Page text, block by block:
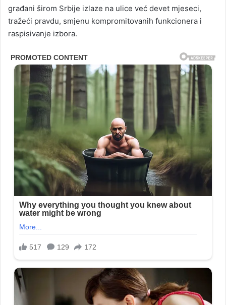
građani širom Srbije izlaze na ulice već devet mjeseci,
tražeći pravdu, smjenu kompromitovanih funkcionera i
raspisivanje izbora.